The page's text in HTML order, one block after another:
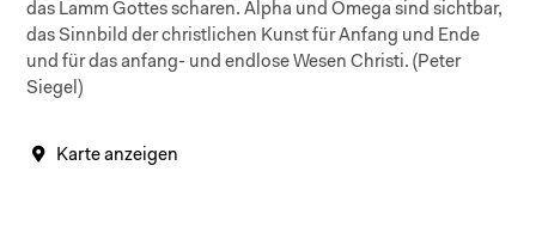
das Lamm Gottes scharen. Alpha und Omega sind sichtbar,
das Sinnbild der christlichen Kunst für Anfang und Ende
und für das anfang- und endlose Wesen Christi. (Peter
Siegel)
Karte anzeigen